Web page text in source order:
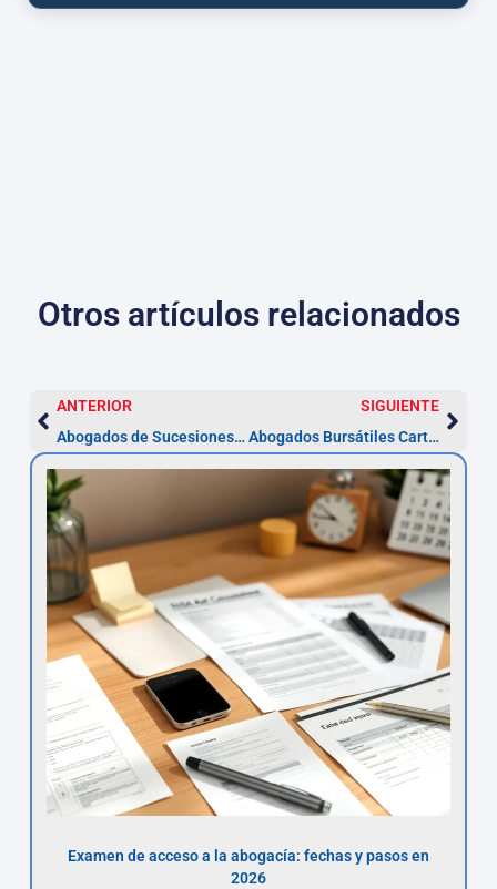
Otros artículos relacionados
ANTERIOR
Abogados de Sucesiones en Cartagena — Plazo 6 meses
SIGUIENTE
Abogados Bursátiles Cartagena: Actúe en 48-72 h
Examen de acceso a la abogacía: fechas y pasos en
2026